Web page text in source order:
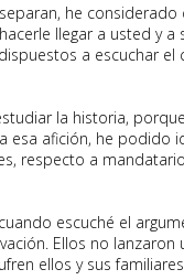
he
llegar a usted y
a escuchar
la historia,
esa afición, he podido
respecto a
escuché el
Ellos no
ellos y sus